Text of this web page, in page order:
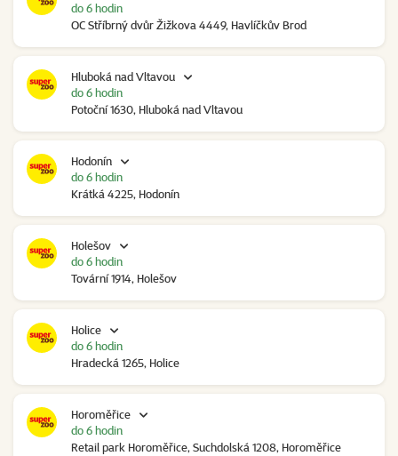
OC Stříbrný dvůr Žižkova 4449, Havlíčkův Brod
do 6 hodin
Hluboká nad Vltavou
Potoční 1630, Hluboká nad Vltavou
do 6 hodin
Hodonín
Krátká 4225, Hodonín
do 6 hodin
Holešov
Tovární 1914, Holešov
do 6 hodin
Holice
Hradecká 1265, Holice
do 6 hodin
Horoměřice
Retail park Horoměřice, Suchdolská 1208, Horoměřice
do 6 hodin